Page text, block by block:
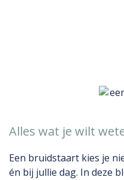
Alles wat je wilt
Een bruidstaart kies je
én bij jullie dag. In deze